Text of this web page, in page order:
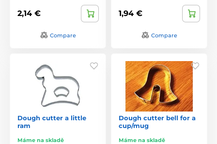
2,14 €
Compare
1,94 €
Compare
Dough cutter a little
ram
Máme na skladě
Dough cutter bell for a
cup/mug
Máme na skladě